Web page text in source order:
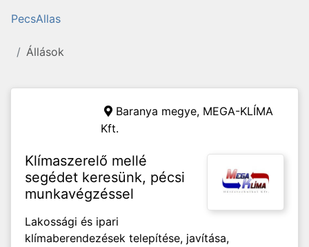
PecsAllas
Állások
Baranya megye, MEGA-KLÍMA
Kft.
Klímaszerelő mellé
segédet keresünk, pécsi
munkavégzéssel
Lakossági és ipari
klímaberendezések telepítése, javítása,